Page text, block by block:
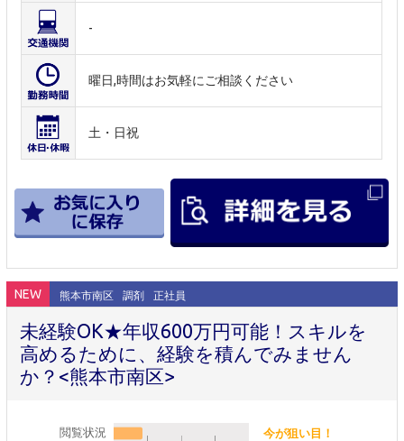
-
曜日,時間はお気軽にご相談ください
土・日祝
NEW 熊本市南区 調剤 正社員
未経験OK★年収600万円可能！スキルを
高めるために、経験を積んでみません
か？<熊本市南区>
閲覧状況 今が狙い目！